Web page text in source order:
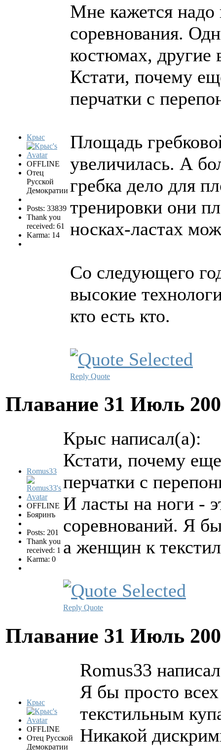
Крыс
OFFLINE
Отец
Русской
Демократии
Posts: 33839
Thank you
received: 61
Karma: 14
Мне кажется надо
соревнования.
костюмах, другие
Кстати, почему
перчатки с
Площадь
увеличилась. А
гребка дело для
тренировки они
носках-ластах
Со следующего
высокие
кто есть кто.
Reply Quote
Плавание 31 Июль
Romus33
OFFLINE
Бояринъ
Posts: 201
Thank you
received: 1
Karma: 0
Крыс написал(а):
Кстати, почему
перчатки с
И ласты на ноги -
соревнований. Я
а женщин к
Reply Quote
Плавание 31 Июль
Крыс
OFFLINE
Отец Русской
Демократии
Romus33
Я бы просто
текстильным
Никакой